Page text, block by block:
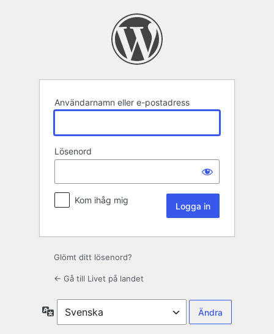
Användarnamn eller e-postadress
Lösenord
Kom ihåg mig
Glömt ditt lösenord?
← Gå till Livet på landet
Språk